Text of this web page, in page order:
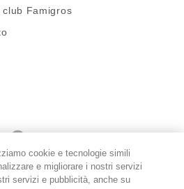
Famigros
migros?
user/
Instagram
cookie e tecnologie simili
e migliorare i nostri servizi
servizi e pubblicità, anche su